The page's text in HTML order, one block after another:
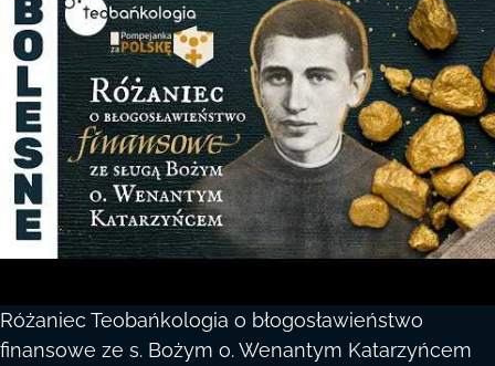
Różaniec Teobańkologia o błogosławieństwo
finansowe ze s. Bożym o. Wenantym Katarzyńcem